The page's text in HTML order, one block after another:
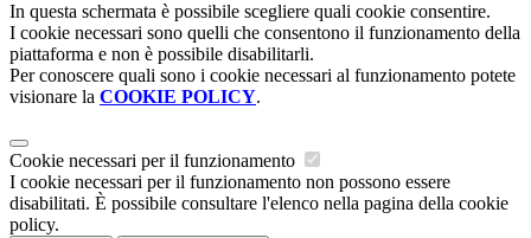
In questa schermata è possibile scegliere quali cookie consentire.
I cookie necessari sono quelli che consentono il funzionamento della
piattaforma e non è possibile disabilitarli.
Per conoscere quali sono i cookie necessari al funzionamento potete
visionare la COOKIE POLICY.
Cookie necessari per il funzionamento
I cookie necessari per il funzionamento non possono essere
disabilitati. È possibile consultare l'elenco nella pagina della cookie
policy.